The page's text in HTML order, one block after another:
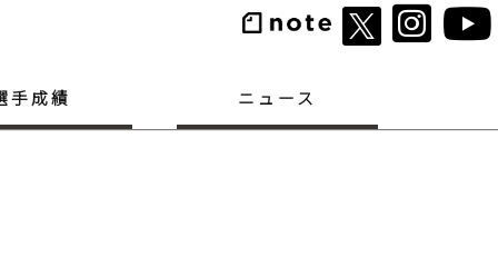
手成績 ニュース